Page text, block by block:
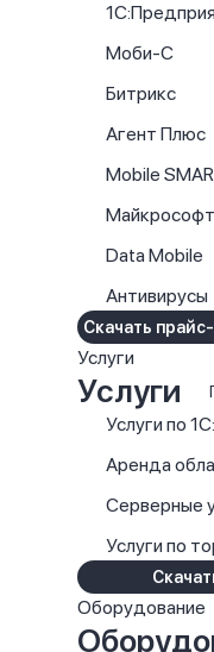
Моби-С
Битрикс
Агент Плюс
Mobile
Майкрософт
Data Mobile
Антивирусы
Скачать
Услуги
Услуги
Услуги по
Аренда
Серверные
Услуги по
Оборудование